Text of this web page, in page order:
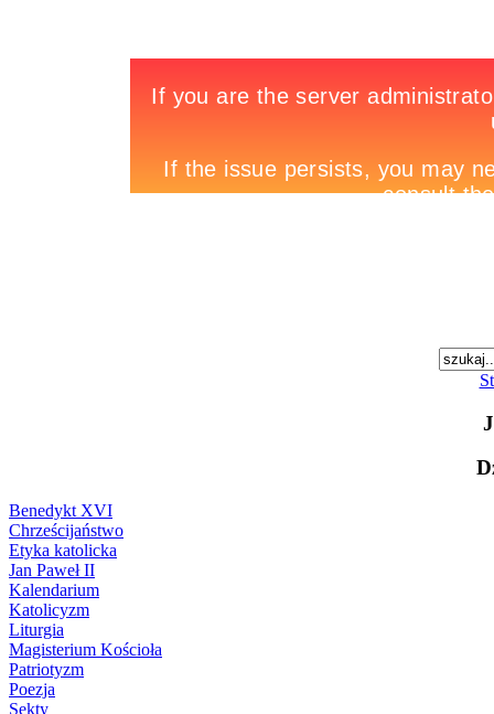
Benedykt XVI
Chrześcijaństwo
Etyka katolicka
Jan Paweł II
Kalendarium
Katolicyzm
Liturgia
Magisterium Kościoła
Patriotyzm
Poezja
Sekty